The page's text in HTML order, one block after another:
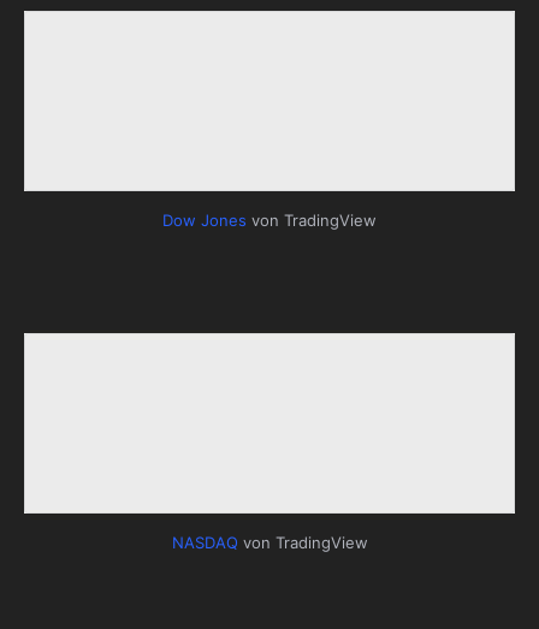
Dow Jones von TradingView
NASDAQ von TradingView